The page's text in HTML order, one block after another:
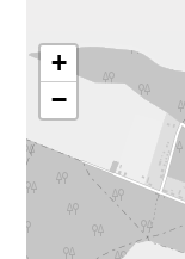
+
−